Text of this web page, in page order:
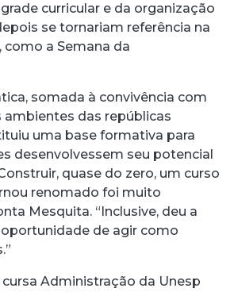
curricular e da organização
se tornariam referência na
como a Semana da
somada à convivência com
ambientes das repúblicas
uma base formativa para
desenvolvessem seu potencial
quase do zero, um curso
renomado foi muito
Mesquita. “Inclusive, deu a
oportunidade de agir como
Administração da Unesp